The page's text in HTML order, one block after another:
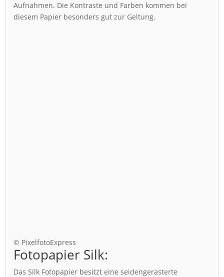
Aufnahmen. Die Kontraste und Farben kommen bei
diesem Papier besonders gut zur Geltung.
© PixelfotoExpress
Fotopapier Silk:
Das Silk Fotopapier besitzt eine seidengerasterte